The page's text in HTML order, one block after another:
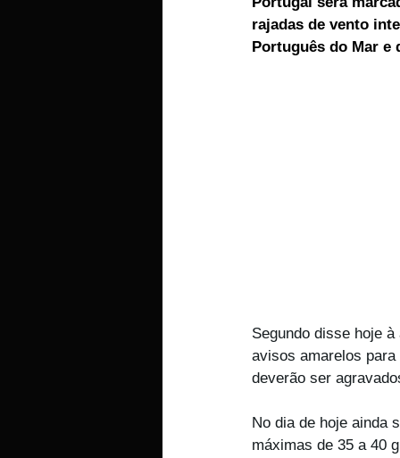
EMPRESAS ARTIGOS LUSA
rajadas de vento
Português do Mar e
Segundo disse hoje
avisos amarelos
deverão ser
No dia de hoje ainda
máximas de 35 a 40